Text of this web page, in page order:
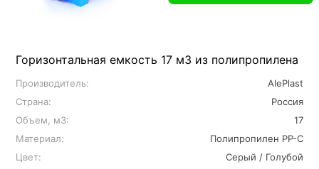
Горизонтальная емкость 17 м3 из полипропилена
Производитель:
AlePlast
Страна:
Россия
Объем, м3:
17
Материал:
Полипропилен PP-C
Цвет:
Серый / Голубой